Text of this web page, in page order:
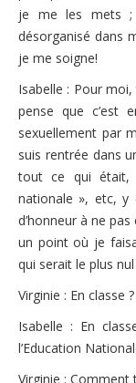
je me les mets ;
désorganisé dans
je me soigne!
Isabelle : Pour moi,
pense que c’est
sexuellement par
suis rentrée dans
tout ce qui était,
nationale », etc, y
d’honneur à ne
un point où je
qui serait le plus
Virginie : En classe ?
Isabelle : En
l’Education
Virginie : Comment